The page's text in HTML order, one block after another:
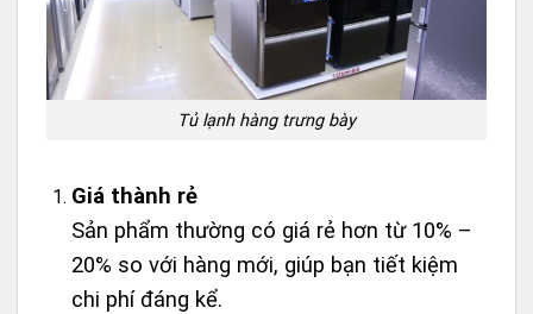
Tủ lạnh hàng trưng bày
Giá thành rẻ
Sản phẩm thường có giá rẻ hơn từ 10% –
20% so với hàng mới, giúp bạn tiết kiệm
chi phí đáng kể.